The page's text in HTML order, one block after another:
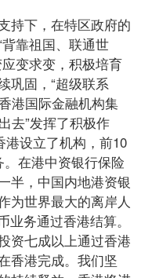
持下，在特区政府的
靠祖国、联通世
变求变，积极培育
巩固，“超级联系
港国际金融机构集
去”发挥了积极作
港设立了机构，前10
在港中资银行保险
半，中国内地港资银
为世界最大的离岸人
务通过香港结算。
资七成以上通过香港
香港完成。我们坚